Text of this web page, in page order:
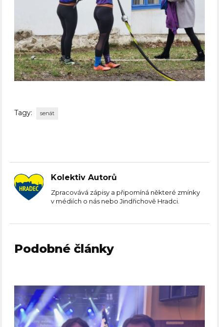
Tagy: senát
Kolektiv Autorů
Zpracovává zápisy a připomíná některé zmínky
v médiích o nás nebo Jindřichově Hradci.
Podobné články